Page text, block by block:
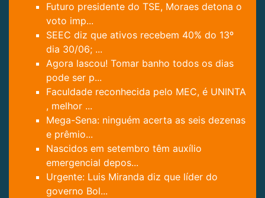
Futuro presidente do TSE, Moraes detona o
voto imp...
SEEC diz que ativos recebem 40% do 13º
dia 30/06; ...
Agora lascou! Tomar banho todos os dias
pode ser p...
Faculdade reconhecida pelo MEC, é UNINTA
, melhor ...
Mega-Sena: ninguém acerta as seis dezenas
e prêmio...
Nascidos em setembro têm auxílio
emergencial depos...
Urgente: Luis Miranda diz que líder do
governo Bol...